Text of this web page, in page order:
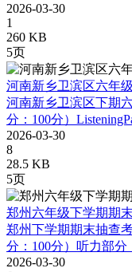
2026-03-30
1
260 KB
5页
河南新乡卫滨区六年
河南新乡卫滨区下期
分：100分）
2026-03-30
8
28.5 KB
5页
郑州六年级下学期期
郑州下学期期末抽查
分：100分）听力部分
2026-03-30